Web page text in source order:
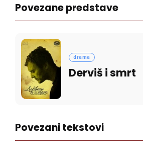
Povezane predstave
drama
Derviš i smrt
Povezani tekstovi